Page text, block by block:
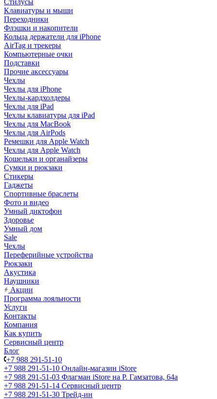
Стилусы
Клавиатуры и мыши
Переходники
Флэшки и накопители
Кольца держатели для iPhone
AirTag и трекеры
Компьютерные очки
Подставки
Прочие аксессуары
Чехлы
Чехлы для iPhone
Чехлы-кардхолдеры
Чехлы для iPad
Чехлы клавиатуры для iPad
Чехлы для MacBook
Чехлы для AirPods
Ремешки для Apple Watch
Чехлы для Apple Watch
Кошельки и органайзеры
Сумки и рюкзаки
Стикеры
Гаджеты
Спортивные браслеты
Фото и видео
Умный диктофон
Здоровье
Умный дом
Sale
Чехлы
Переферийные устройства
Рюкзаки
Акустика
Наушники
Акции
Программа лояльности
Услуги
Контакты
Компания
Как купить
Сервисный центр
Блог
+7 988 291-51-10
+7 988 291-51-10 Онлайн-магазин iStore
+7 988 291-51-03 Флагман iStore на Р. Гамзатова, 64а
+7 988 291-51-14 Сервисный центр
+7 988 291-51-30 Трейд-ин